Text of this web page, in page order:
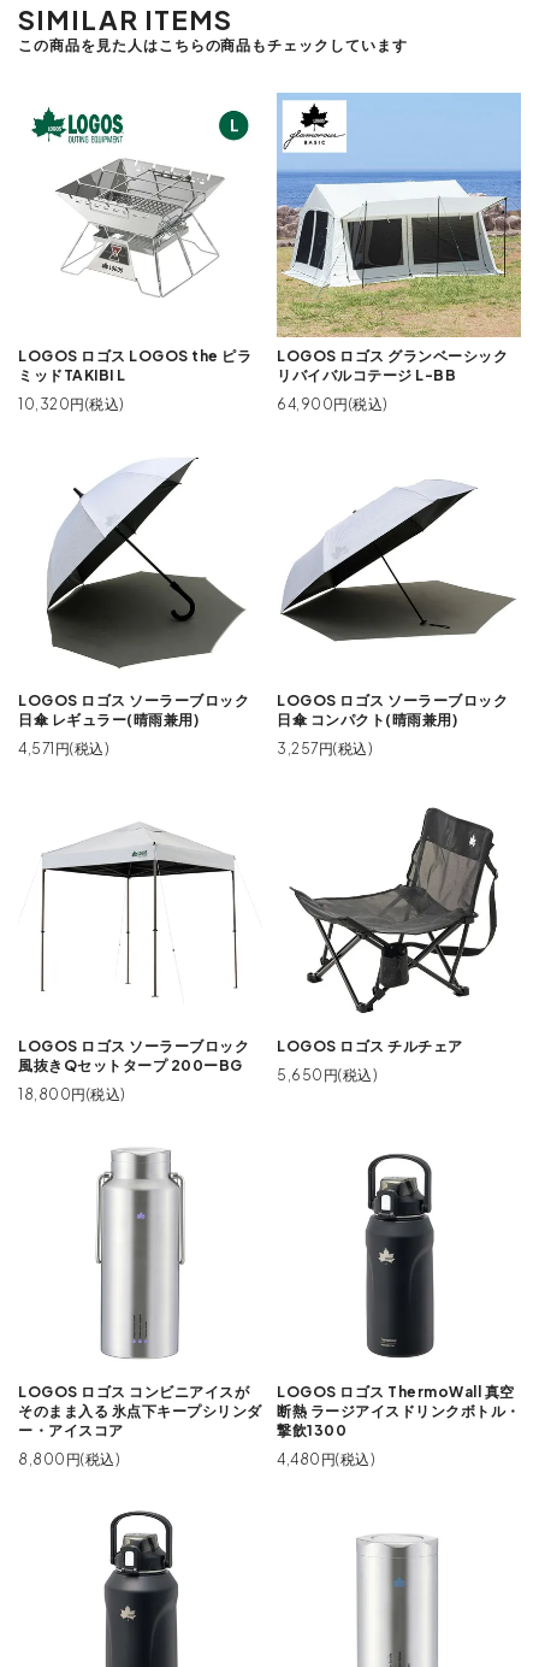
SIMILAR ITEMS
この商品を見た人はこちらの商品もチェックしています
LOGOS ロゴス LOGOS the ピラ
ミッドTAKIBI L
10,320円(税込)
LOGOS ロゴス グランベーシック
リバイバルコテージ L-BB
64,900円(税込)
LOGOS ロゴス ソーラーブロック
日傘 レギュラー(晴雨兼用)
4,571円(税込)
LOGOS ロゴス ソーラーブロック
日傘 コンパクト(晴雨兼用)
3,257円(税込)
LOGOS ロゴス ソーラーブロック
風抜きQセットタープ 200ーBG
18,800円(税込)
LOGOS ロゴス チルチェア
5,650円(税込)
LOGOS ロゴス コンビニアイスが
そのまま入る 氷点下キープシリンダ
ー・アイスコア
8,800円(税込)
LOGOS ロゴス ThermoWall 真空
断熱 ラージアイスドリンクボトル・
撃飲1300
4,480円(税込)